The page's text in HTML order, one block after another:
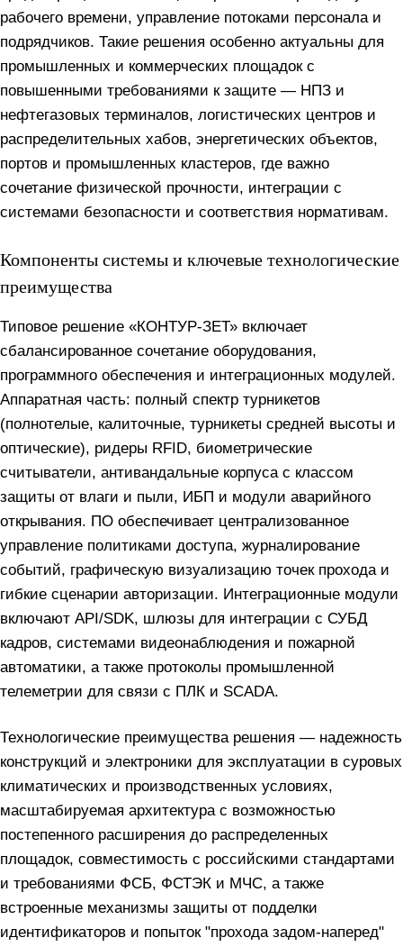
рабочего времени, управление потоками персонала и
подрядчиков. Такие решения особенно актуальны для
промышленных и коммерческих площадок с
повышенными требованиями к защите — НПЗ и
нефтегазовых терминалов, логистических центров и
распределительных хабов, энергетических объектов,
портов и промышленных кластеров, где важно
сочетание физической прочности, интеграции с
системами безопасности и соответствия нормативам.
Компоненты системы и ключевые технологические
преимущества
Типовое решение «КОНТУР‑ЗЕТ» включает
сбалансированное сочетание оборудования,
программного обеспечения и интеграционных модулей.
Аппаратная часть: полный спектр турникетов
(полнотелые, калиточные, турникеты средней высоты и
оптические), ридеры RFID, биометрические
считыватели, антивандальные корпуса с классом
защиты от влаги и пыли, ИБП и модули аварийного
открывания. ПО обеспечивает централизованное
управление политиками доступа, журналирование
событий, графическую визуализацию точек прохода и
гибкие сценарии авторизации. Интеграционные модули
включают API/SDK, шлюзы для интеграции с СУБД
кадров, системами видеонаблюдения и пожарной
автоматики, а также протоколы промышленной
телеметрии для связи с ПЛК и SCADA.
Технологические преимущества решения — надежность
конструкций и электроники для эксплуатации в суровых
климатических и производственных условиях,
масштабируемая архитектура с возможностью
постепенного расширения до распределенных
площадок, совместимость с российскими стандартами
и требованиями ФСБ, ФСТЭК и МЧС, а также
встроенные механизмы защиты от подделки
идентификаторов и попыток "прохода задом‑наперед"